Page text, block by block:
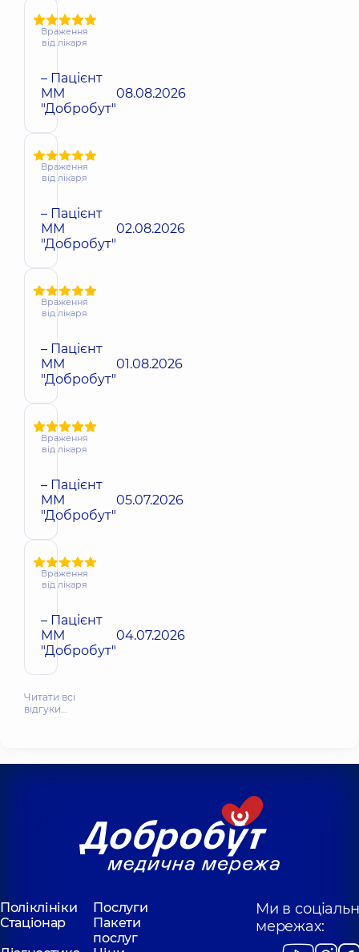
Враження
від лікаря
– Пацієнт
ММ
"Добробут"
08.08.2026
Враження
від лікаря
– Пацієнт
ММ
"Добробут"
02.08.2026
Враження
від лікаря
– Пацієнт
ММ
"Добробут"
01.08.2026
Враження
від лікаря
– Пацієнт
ММ
"Добробут"
05.07.2026
Враження
від лікаря
– Пацієнт
ММ
"Добробут"
04.07.2026
Читати всі
відгуки…
Поліклініки
Послуги
Стаціонар
Пакети
послуг
Ми в
мережах: